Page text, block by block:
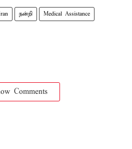
நன்றி Medical Assistance
Comments